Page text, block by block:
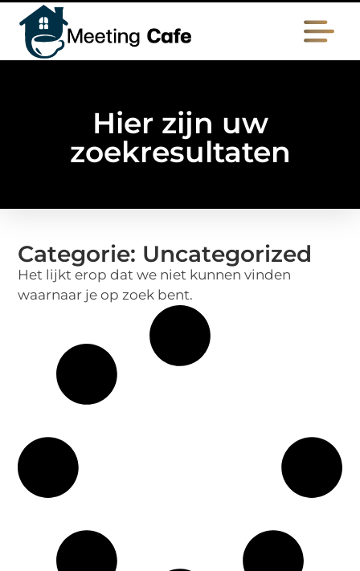
Hier zijn uw
zoekresultaten
Categorie: Uncategorized
Het lijkt erop dat we niet kunnen vinden
waarnaar je op zoek bent.